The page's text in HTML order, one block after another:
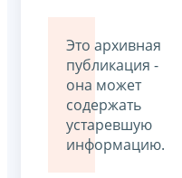
Это архивная
публикация -
она может
содержать
устаревшую
информацию.